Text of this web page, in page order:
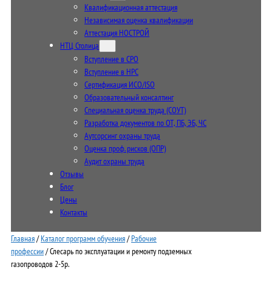
Квалификационная аттестация
Независимая оценка квалификации
Аттестация НОСТРОЙ
НТЦ Столица
Вступление в СРО
Вступление в НРС
Сертификация ИСО/ISO
Образовательный консалтинг
Специальная оценка труда (СОУТ)
Разработка документов по ОТ, ПБ, ЭБ, ЧС
Аутсорсинг охраны труда
Оценка проф. рисков (ОПР)
Аудит охраны труда
Отзывы
Блог
Цены
Контакты
Главная/Каталог программ обучения/Рабочие
профессии/ Слесарь по эксплуатации и ремонту подземных
газопроводов 2-5р.